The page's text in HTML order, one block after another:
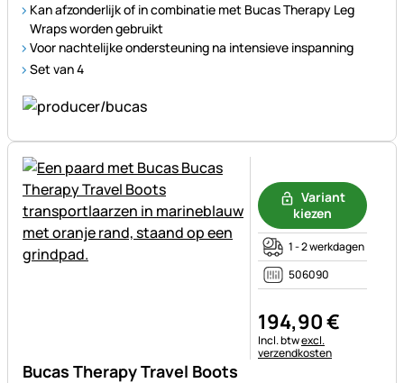
Kan afzonderlijk of in combinatie met Bucas Therapy Leg
Wraps worden gebruikt
Voor nachtelijke ondersteuning na intensieve inspanning
Set van 4
Bucas Therapy Travel Boots
Variant
kiezen
1 - 2 werkdagen
506090
194,90€
Belastinginformatie:
Incl. btwexcl.
verzendkosten